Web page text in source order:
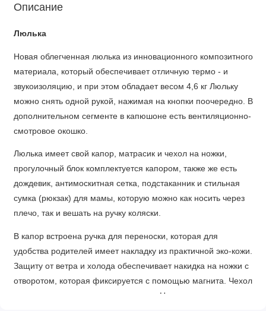
Описание
Люлька
Новая облегченная люлька из инновационного композитного
материала, который обеспечивает отличную термо - и
звукоизоляцию, и при этом обладает весом 4,6 кг Люльку
можно снять одной рукой, нажимая на кнопки поочередно. В
дополнительном сегменте в капюшоне есть вентиляционно-
смотровое окошко.
Люлька имеет свой капор, матрасик и чехол на ножки,
прогулочный блок комплектуется капором, также же есть
дождевик, антимоскитная сетка, подстаканник и стильная
сумка (рюкзак) для мамы, которую можно как носить через
плечо, так и вешать на ручку коляски.
В капор встроена ручка для переноски, которая для
удобства родителей имеет накладку из практичной эко-кожи.
Защиту от ветра и холода обеспечивает накидка на ножки с
отворотом, которая фиксируется с помощью магнита. Чехол
люльки крепится с помощью кнопок. На чехле с двух сторон